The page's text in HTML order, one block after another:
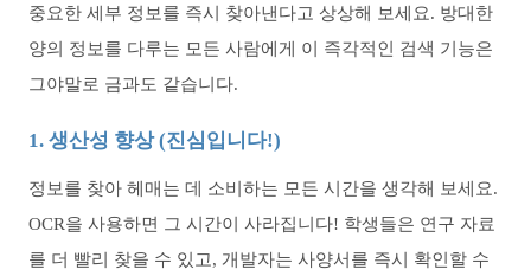
중요한 세부 정보를 즉시 찾아낸다고 상상해 보세요. 방대한
양의 정보를 다루는 모든 사람에게 이 즉각적인 검색 기능은
그야말로 금과도 같습니다.
1. 생산성 향상 (진심입니다!)
정보를 찾아 헤매는 데 소비하는 모든 시간을 생각해 보세요.
OCR을 사용하면 그 시간이 사라집니다! 학생들은 연구 자료
를 더 빨리 찾을 수 있고, 개발자는 사양서를 즉시 확인할 수